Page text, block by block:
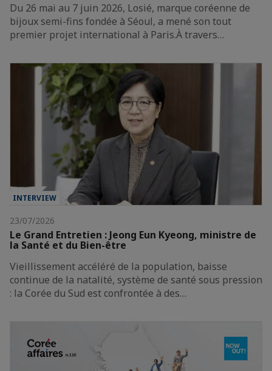
Du 26 mai au 7 juin 2026, Losié, marque coréenne de
bijoux semi-fins fondée à Séoul, a mené son tout
premier projet international à Paris.À travers…
INTERVIEW
23/07/2026
Le Grand Entretien : Jeong Eun Kyeong, ministre de
la Santé et du Bien-être
Vieillissement accéléré de la population, baisse
continue de la natalité, système de santé sous pression
: la Corée du Sud est confrontée à des…